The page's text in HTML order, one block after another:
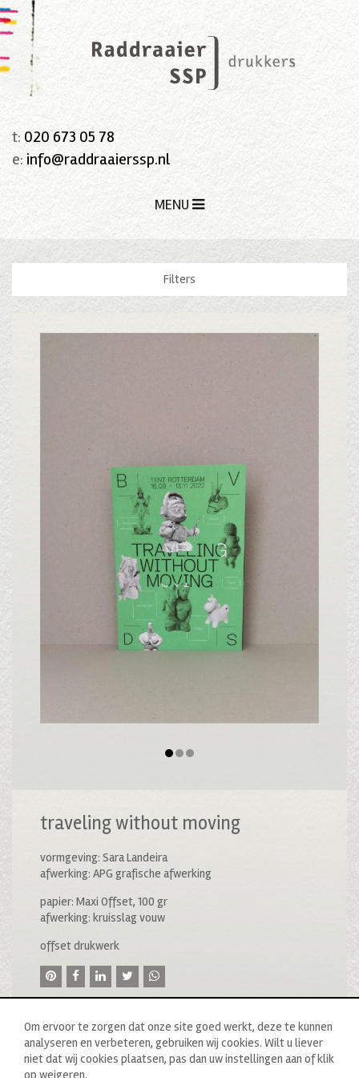
t: 020 673 05 78
e: info@raddraaierssp.nl
MENU
Filters
traveling without moving
vormgeving: Sara Landeira
afwerking: APG grafische afwerking
papier: Maxi Offset, 100 gr
afwerking: kruisslag vouw
offset drukwerk
Om ervoor te zorgen dat onze site goed werkt, deze te kunnen
analyseren en verbeteren, gebruiken wij cookies. Wilt u liever
niet dat wij cookies plaatsen, pas dan uw instellingen aan of klik
op weigeren.